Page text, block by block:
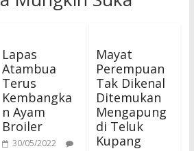
Lapas
Atambua
Terus
Kembangka
n Ayam
Broiler
30/05/2022
Mayat
Perempuan
Tak Dikenal
Ditemukan
Mengapung
di Teluk
Kupang